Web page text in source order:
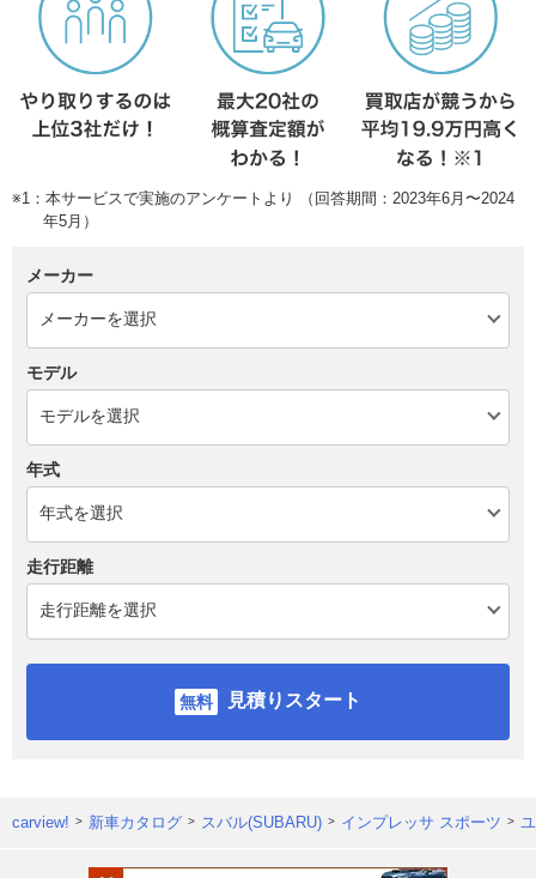
※1：本サービスで実施のアンケートより （回答期間：2023年6月〜2024
年5月）
メーカー
モデル
年式
走行距離
見積りスタート
carview! 新車カタログ スバル(SUBARU) インプレッサ スポーツ